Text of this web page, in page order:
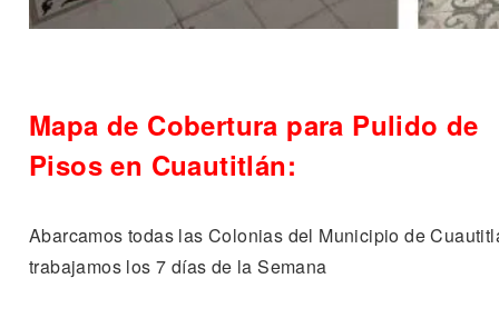
Mapa de Cobertura para Pulido de
Pisos en Cuautitlán:
Abarcamos todas las Colonias del Municipio de
trabajamos los 7 días de la Semana